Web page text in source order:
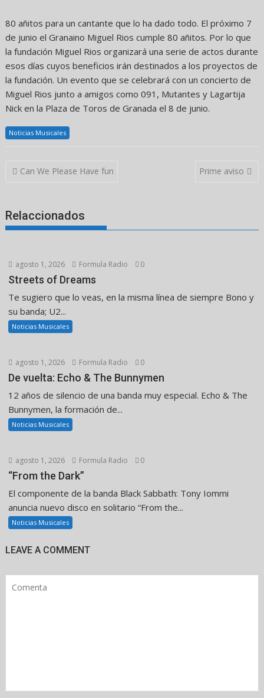
80 añitos para un cantante que lo ha dado todo. El próximo 7
de junio el Granaino Miguel Rios cumple 80 añitos. Por lo que
la fundación Miguel Rios organizará una serie de actos durante
esos días cuyos beneficios irán destinados a los proyectos de
la fundación. Un evento que se celebrará con un concierto de
Miguel Rios junto a amigos como 091, Mutantes y Lagartija
Nick en la Plaza de Toros de Granada el 8 de junio.
Noticias Musicales
Navegación
Can We Please Have fun Prime aviso
Relaccionados
agosto 1, 2026 Formula Radio 0
Streets of Dreams
Te sugiero que lo veas, en la misma línea de siempre Bono y
su banda; U2...
Noticias Musicales
agosto 1, 2026 Formula Radio 0
De vuelta: Echo & The Bunnymen
12 años de silencio de una banda muy especial. Echo & The
Bunnymen, la formación de...
Noticias Musicales
agosto 1, 2026 Formula Radio 0
“From the Dark”
El componente de la banda Black Sabbath: Tony Iommi
anuncia nuevo disco en solitario “From the...
Noticias Musicales
LEAVE A COMMENT